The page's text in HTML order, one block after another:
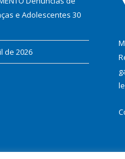
e Adolescentes 30
de 2026